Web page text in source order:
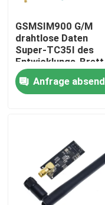
Zu Hause
Über uns
Werksbesichtigung
GSMSIM900 G/M
drahtlose Daten
Super-TC35I des
Entwicklungs-Brett-
GPRS SMS
Anfrage